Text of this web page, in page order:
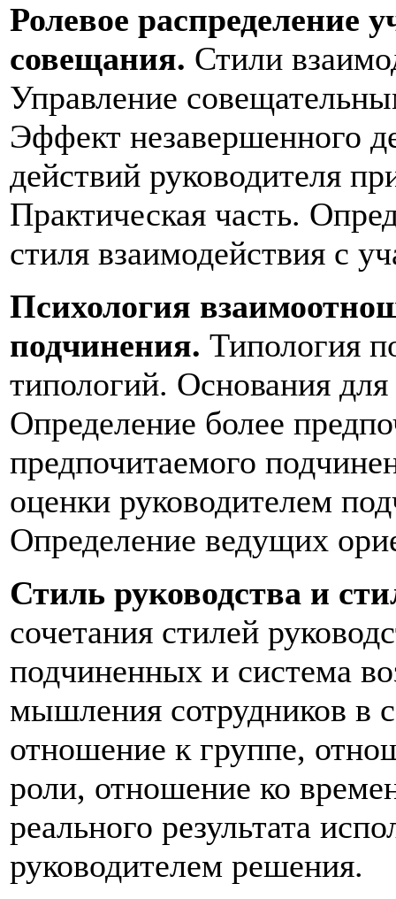
Ролевое распределение
совещания. Стили
Управление
Эффект незавершенного
действий руководителя
Практическая часть.
стиля взаимодействия с
Психология
подчинения. Типология
типологий. Основания
Определение более
предпочитаемого
оценки руководителем
Определение ведущих
Стиль руководства и
сочетания стилей
подчиненных и система
мышления сотрудников в
отношение к группе,
роли, отношение ко
реального результата
руководителем решения.